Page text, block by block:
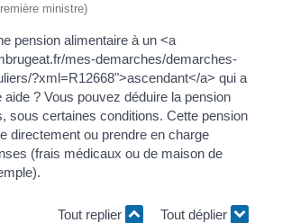
ministre)
pension alimentaire à un <a
mes-demarches/demarches-
?xml=R12668">ascendant</a> qui a
aide ? Vous pouvez déduire la pension
sous certaines conditions. Cette pension
directement ou prendre en charge
(frais médicaux ou de maison de
Tout replier Tout déplier